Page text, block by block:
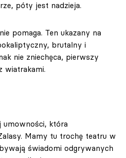
póty jest nadzieja.
pomaga. Ten ukazany na
brutalny i
nie zniechęca, pierwszy
wiatrakami.
umowności, która
Mamy tu trochę teatru w
świadomi odgrywanych